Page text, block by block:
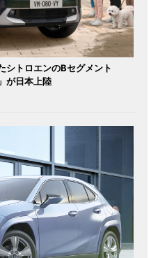
シトロエンのBセグメント
が日本上陸